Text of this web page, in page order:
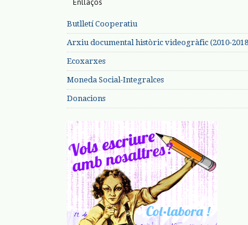
Butlletí Cooperatiu
Arxiu documental històric videogràfic (2010-
Ecoxarxes
Moneda Social-Integralces
Donacions